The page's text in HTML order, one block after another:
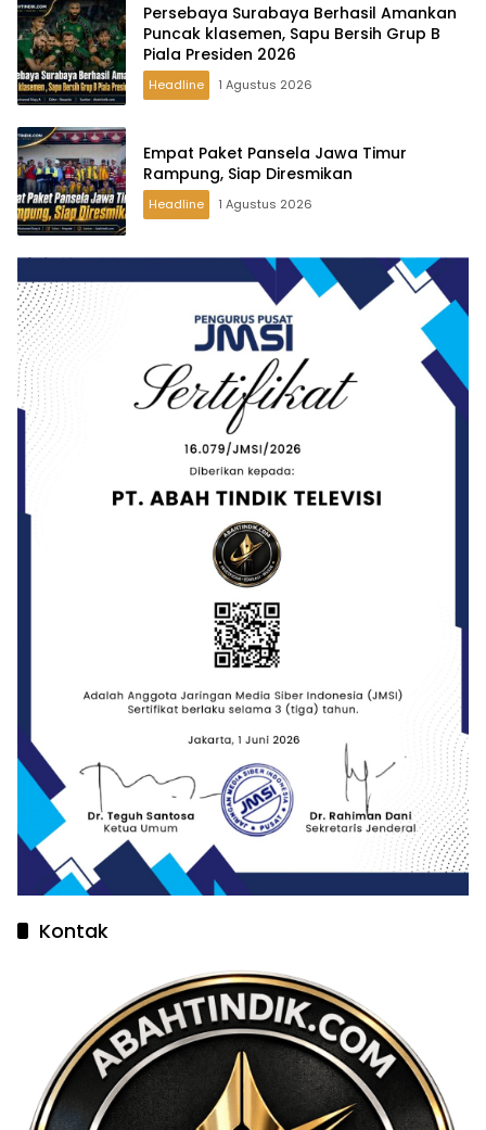
Persebaya Surabaya Berhasil Amankan
Puncak klasemen, Sapu Bersih Grup B
Piala Presiden 2026
Headline 1 Agustus 2026
Empat Paket Pansela Jawa Timur
Rampung, Siap Diresmikan
Headline 1 Agustus 2026
Kontak